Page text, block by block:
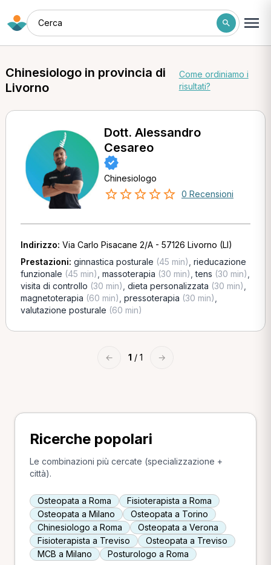
Cerca
Chinesiologo in provincia di
Livorno
Come ordiniamo i
risultati?
Dott. Alessandro
Cesareo
Chinesiologo
0 Recensioni
Indirizzo: Via Carlo Pisacane 2/A - 57126 Livorno (LI)
Prestazioni: ginnastica posturale (45 min) rieducazione
funzionale (45 min) massoterapia (30 min) ,tens (30 min)
visita di controllo (30 min) dieta personalizzata (30 min)
magnetoterapia (60 min) pressoterapia (30 min)
valutazione posturale (60 min)
← 1 / 1 →
Ricerche popolari
Le combinazioni più cercate (specializzazione +
città).
Osteopata a Roma
Fisioterapista a Roma
Osteopata a Milano
Osteopata a Torino
Chinesiologo a Roma
Osteopata a Verona
Fisioterapista a Treviso
Osteopata a Treviso
MCB a Milano
Posturologo a Roma